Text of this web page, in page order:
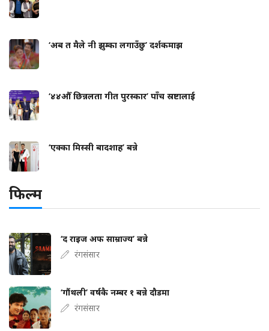
‘अब त मैले नी झुम्का लगाउँछु’ दर्शकमाझ
‘४४औँ छिन्नलता गीत पुरस्कार’ पाँच स्रष्टालाई
‘एक्का मिस्सी बादशाह’ बन्ने
फिल्म
‘द राइज अफ साम्राज्य’ बन्ने
रंगसंसार
‘गौंथली’ वर्षकै नम्बर १ बन्ने दौडमा
रंगसंसार